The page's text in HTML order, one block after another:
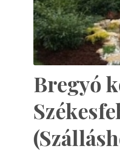
Bregyó